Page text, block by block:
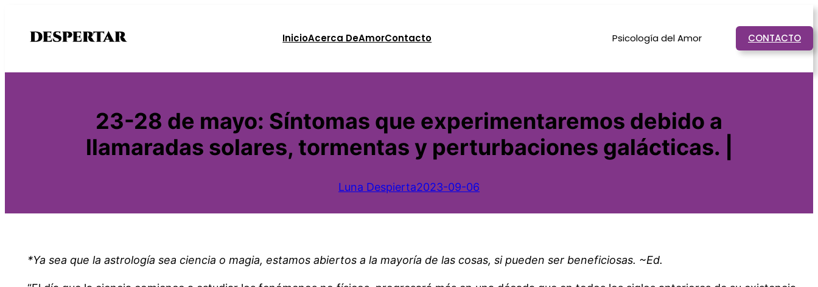
InicioAcerca DeAmorContacto Psicología del Amor CONTACTO
23-28 de mayo: Síntomas que experimentaremos debido a
llamaradas solares, tormentas y perturbaciones galácticas. |
Luna Despierta2023-09-06
*Ya sea que la astrología sea ciencia o magia, estamos abiertos a la mayoría de las cosas, si pueden ser beneficiosas. ~Ed.